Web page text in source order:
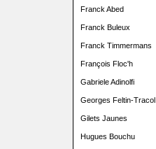
Franck Abed
Franck Buleux
Franck Timmermans
François Floc'h
Gabriele Adinolfi
Georges Feltin-Tracol
Gilets Jaunes
Hugues Bouchu